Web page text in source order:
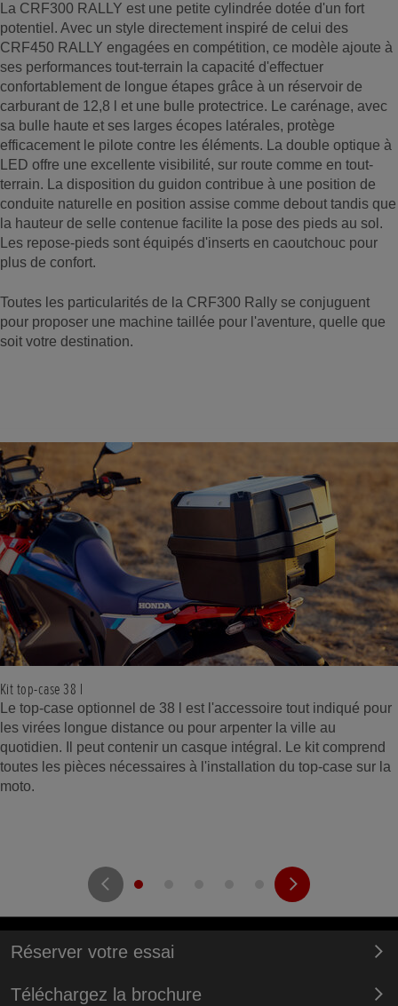
La CRF300 RALLY est une petite cylindrée dotée d'un fort
potentiel. Avec un style directement inspiré de celui des
CRF450 RALLY engagées en compétition, ce modèle ajoute à
ses performances tout-terrain la capacité d'effectuer
confortablement de longue étapes grâce à un réservoir de
carburant de 12,8 l et une bulle protectrice. Le carénage, avec
sa bulle haute et ses larges écopes latérales, protège
efficacement le pilote contre les éléments. La double optique à
LED offre une excellente visibilité, sur route comme en tout-
terrain. La disposition du guidon contribue à une position de
conduite naturelle en position assise comme debout tandis que
la hauteur de selle contenue facilite la pose des pieds au sol.
Les repose-pieds sont équipés d'inserts en caoutchouc pour
plus de confort.
Toutes les particularités de la CRF300 Rally se conjuguent
pour proposer une machine taillée pour l'aventure, quelle que
soit votre destination.
Kit top-case 38 l
Le top-case optionnel de 38 l est l'accessoire tout indiqué pour
les virées longue distance ou pour arpenter la ville au
quotidien. Il peut contenir un casque intégral. Le kit comprend
toutes les pièces nécessaires à l'installation du top-case sur la
moto.
Réserver votre essai
Téléchargez la brochure